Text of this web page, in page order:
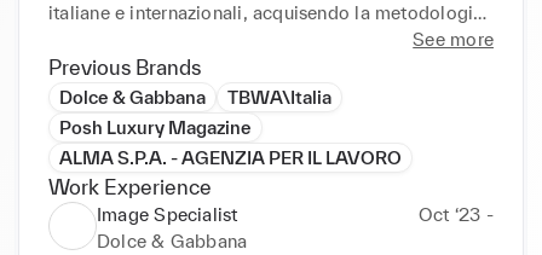
italiane e internazionali, acquisendo la metodologia
e gli strumenti utili a comprendere e portare a
termine gli obiettivi richiesti dal cliente.
Tale esperienza mi ha dato modo di accrescere le
ogni fase del progetto; dall'analisi, alla
progettazione strategica fino alla valutazione.
See more
Previous Brands
Dolce & Gabbana
TBWA\Italia
Posh Luxury Magazine
ALMA S.P.A. - AGENZIA PER IL LAVORO
Work Experience
Image Specialist
Oct ‘23 -
Dolce & Gabbana